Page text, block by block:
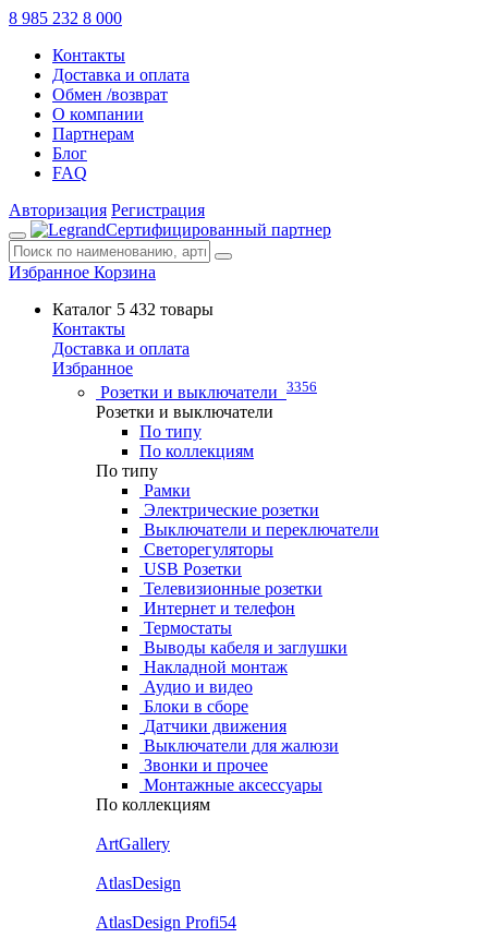
8 985 232 8 000
Контакты
Доставка и оплата
Обмен /возврат
О компании
Партнерам
Блог
FAQ
Авторизация Регистрация
Сертифицированный партнер
Избранное Корзина
Каталог 5 432 товары
Контакты
Доставка и оплата
Избранное
Розетки и выключатели 3356
Розетки и выключатели
По типу
По коллекциям
По типу
Рамки
Электрические розетки
Выключатели и переключатели
Светорегуляторы
USB Розетки
Телевизионные розетки
Интернет и телефон
Термостаты
Выводы кабеля и заглушки
Накладной монтаж
Аудио и видео
Блоки в сборе
Датчики движения
Выключатели для жалюзи
Звонки и прочее
Монтажные аксессуары
По коллекциям
ArtGallery
AtlasDesign
AtlasDesign Profi54